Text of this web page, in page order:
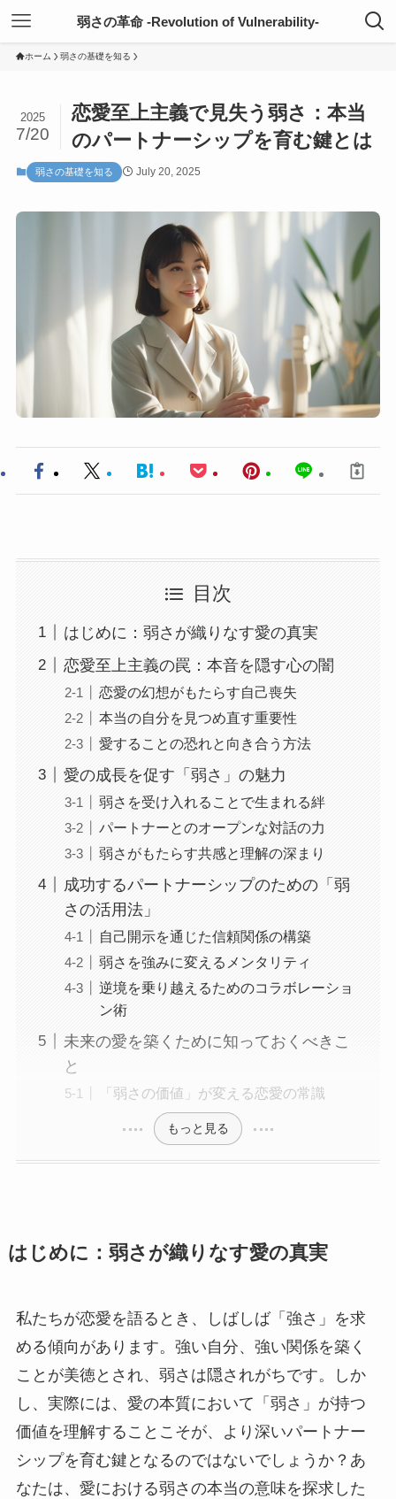
弱さの革命 -Revolution of Vulnerability-
ホーム 弱さの基礎を知る
恋愛至上主義で見失う弱さ：本当
のパートナーシップを育む鍵とは
2025
7/20
弱さの基礎を知る July 20, 2025
目次
はじめに：弱さが織りなす愛の真実
恋愛至上主義の罠：本音を隠す心の闇
恋愛の幻想がもたらす自己喪失
本当の自分を見つめ直す重要性
愛することの恐れと向き合う方法
愛の成長を促す「弱さ」の魅力
弱さを受け入れることで生まれる絆
パートナーとのオープンな対話の力
弱さがもたらす共感と理解の深まり
成功するパートナーシップのための「弱
さの活用法」
自己開示を通じた信頼関係の構築
弱さを強みに変えるメンタリティ
逆境を乗り越えるためのコラボレーショ
ン術
未来の愛を築くために知っておくべきこ
と
「弱さの価値」が変える恋愛の常識
もっと見る
はじめに：弱さが織りなす愛の真実
私たちが恋愛を語るとき、しばしば「強さ」を求
める傾向があります。強い自分、強い関係を築く
ことが美徳とされ、弱さは隠されがちです。しか
し、実際には、愛の本質において「弱さ」が持つ
価値を理解することこそが、より深いパートナー
シップを育む鍵となるのではないでしょうか？あ
なたは、愛における弱さの本当の意味を探求した